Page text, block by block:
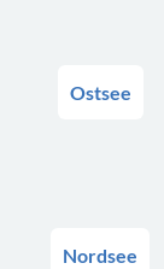
Ostsee
Nordsee